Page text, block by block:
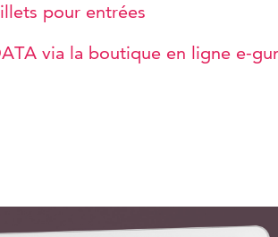
pour entrées
via la boutique en ligne e-